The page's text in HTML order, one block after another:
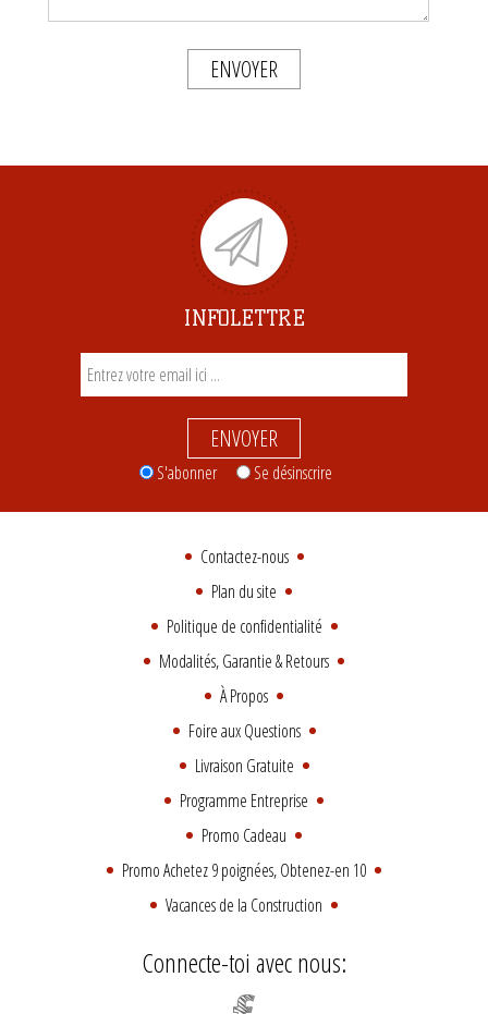
ENVOYER
INFOLETTRE
ENVOYER
S'abonner Se désinscrire
Contactez-nous
Plan du site
Politique de confidentialité
Modalités, Garantie & Retours
À Propos
Foire aux Questions
Livraison Gratuite
Programme Entreprise
Promo Cadeau
Promo Achetez 9 poignées, Obtenez-en 10
Vacances de la Construction
Connecte-toi avec nous: